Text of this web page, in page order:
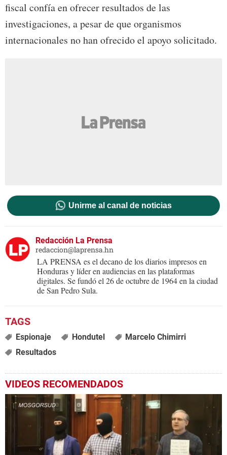
fiscal confía en ofrecer resultados de las
investigaciones, a pesar de que organismos
internacionales no han ofrecido el apoyo solicitado.
Unirme al canal de noticias
Redacción La Prensa
redaccion@laprensa.hn
LA PRENSA es el decano de los diarios impresos en
Honduras y líder en audiencias en las plataformas
digitales. Se fundó el 26 de octubre de 1964 en la ciudad
de San Pedro Sula.
Espionaje Hondutel
Marcelo Chimirri
Resultados
VIDEOS RECOMENDADOS